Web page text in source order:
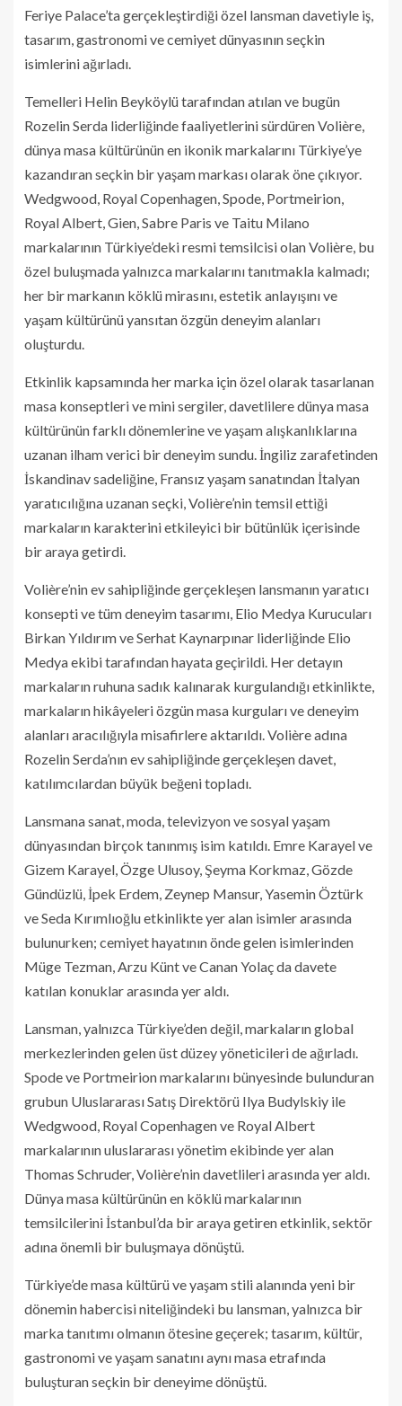
Feriye Palace’ta gerçekleştirdiği özel lansman davetiyle iş,
tasarım, gastronomi ve cemiyet dünyasının seçkin
isimlerini ağırladı.
Temelleri Helin Beyköylü tarafından atılan ve bugün
Rozelin Serda liderliğinde faaliyetlerini sürdüren Volière,
dünya masa kültürünün en ikonik markalarını Türkiye’ye
kazandıran seçkin bir yaşam markası olarak öne çıkıyor.
Wedgwood, Royal Copenhagen, Spode, Portmeirion,
Royal Albert, Gien, Sabre Paris ve Taitu Milano
markalarının Türkiye’deki resmi temsilcisi olan Volière, bu
özel buluşmada yalnızca markalarını tanıtmakla kalmadı;
her bir markanın köklü mirasını, estetik anlayışını ve
yaşam kültürünü yansıtan özgün deneyim alanları
oluşturdu.
Etkinlik kapsamında her marka için özel olarak tasarlanan
masa konseptleri ve mini sergiler, davetlilere dünya masa
kültürünün farklı dönemlerine ve yaşam alışkanlıklarına
uzanan ilham verici bir deneyim sundu. İngiliz zarafetinden
İskandinav sadeliğine, Fransız yaşam sanatından İtalyan
yaratıcılığına uzanan seçki, Volière’nin temsil ettiği
markaların karakterini etkileyici bir bütünlük içerisinde
bir araya getirdi.
Volière’nin ev sahipliğinde gerçekleşen lansmanın yaratıcı
konsepti ve tüm deneyim tasarımı, Elio Medya Kurucuları
Birkan Yıldırım ve Serhat Kaynarpınar liderliğinde Elio
Medya ekibi tarafından hayata geçirildi. Her detayın
markaların ruhuna sadık kalınarak kurgulandığı etkinlikte,
markaların hikâyeleri özgün masa kurguları ve deneyim
alanları aracılığıyla misafirlere aktarıldı. Volière adına
Rozelin Serda’nın ev sahipliğinde gerçekleşen davet,
katılımcılardan büyük beğeni topladı.
Lansmana sanat, moda, televizyon ve sosyal yaşam
dünyasından birçok tanınmış isim katıldı. Emre Karayel ve
Gizem Karayel, Özge Ulusoy, Şeyma Korkmaz, Gözde
Gündüzlü, İpek Erdem, Zeynep Mansur, Yasemin Öztürk
ve Seda Kırımlıoğlu etkinlikte yer alan isimler arasında
bulunurken; cemiyet hayatının önde gelen isimlerinden
Müge Tezman, Arzu Künt ve Canan Yolaç da davete
katılan konuklar arasında yer aldı.
Lansman, yalnızca Türkiye’den değil, markaların global
merkezlerinden gelen üst düzey yöneticileri de ağırladı.
Spode ve Portmeirion markalarını bünyesinde bulunduran
grubun Uluslararası Satış Direktörü Ilya Budylskiy ile
Wedgwood, Royal Copenhagen ve Royal Albert
markalarının uluslararası yönetim ekibinde yer alan
Thomas Schruder, Volière’nin davetlileri arasında yer aldı.
Dünya masa kültürünün en köklü markalarının
temsilcilerini İstanbul’da bir araya getiren etkinlik, sektör
adına önemli bir buluşmaya dönüştü.
Türkiye’de masa kültürü ve yaşam stili alanında yeni bir
dönemin habercisi niteliğindeki bu lansman, yalnızca bir
marka tanıtımı olmanın ötesine geçerek; tasarım, kültür,
gastronomi ve yaşam sanatını aynı masa etrafında
buluşturan seçkin bir deneyime dönüştü.